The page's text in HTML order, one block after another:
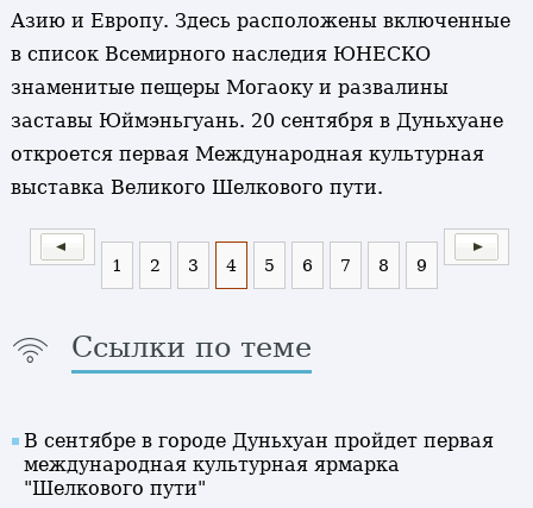
Азию и Европу. Здесь расположены включенные
в список Всемирного наследия ЮНЕСКО
знаменитые пещеры Могаоку и развалины
заставы Юймэньгуань. 20 сентября в Дуньхуане
откроется первая Международная культурная
выставка Великого Шелкового пути.
1 2 3 4 5 6 7 8 9
Ссылки по теме
В сентябре в городе Дуньхуан пройдет первая
международная культурная ярмарка
"Шелкового пути"